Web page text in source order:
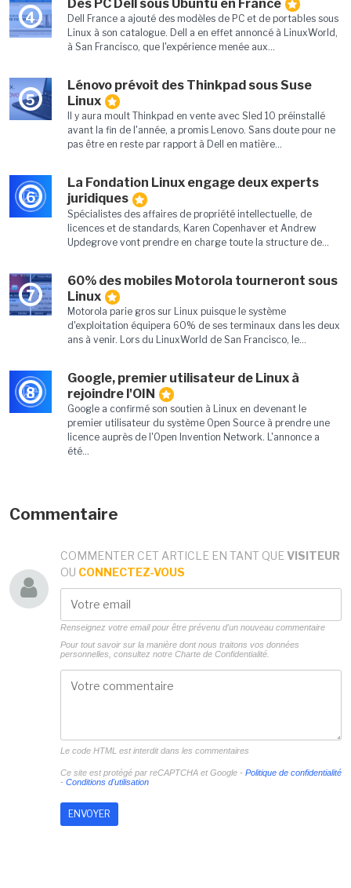
4
Des PC Dell sous Ubuntu en France
Dell France a ajouté des modèles de PC et de portables sous
Linux à son catalogue. Dell a en effet annoncé à LinuxWorld,
à San Francisco, que l'expérience menée aux...
5
Lénovo prévoit des Thinkpad sous Suse
Linux
Il y aura moult Thinkpad en vente avec Sled 10 préinstallé
avant la fin de l'année, a promis Lenovo. Sans doute pour ne
pas être en reste par rapport à Dell en matière...
6
La Fondation Linux engage deux experts
juridiques
Spécialistes des affaires de propriété intellectuelle, de
licences et de standards, Karen Copenhaver et Andrew
Updegrove vont prendre en charge toute la structure de...
7
60% des mobiles Motorola tourneront sous
Linux
Motorola parie gros sur Linux puisque le système
d'exploitation équipera 60% de ses terminaux dans les deux
ans à venir. Lors du LinuxWorld de San Francisco, le...
8
Google, premier utilisateur de Linux à
rejoindre l'OIN
Google a confirmé son soutien à Linux en devenant le
premier utilisateur du système Open Source à prendre une
licence auprès de l'Open Invention Network. L'annonce a
été...
Commentaire
COMMENTER CET ARTICLE EN TANT QUE VISITEUR
OU CONNECTEZ-VOUS
Renseignez votre email pour être prévenu d'un nouveau commentaire
Pour tout savoir sur la manière dont nous traitons vos données
personnelles, consultez notre Charte de Confidentialité.
Le code HTML est interdit dans les commentaires
Ce site est protégé par reCAPTCHA et Google - Politique de confidentialité
- Conditions d'utilisation